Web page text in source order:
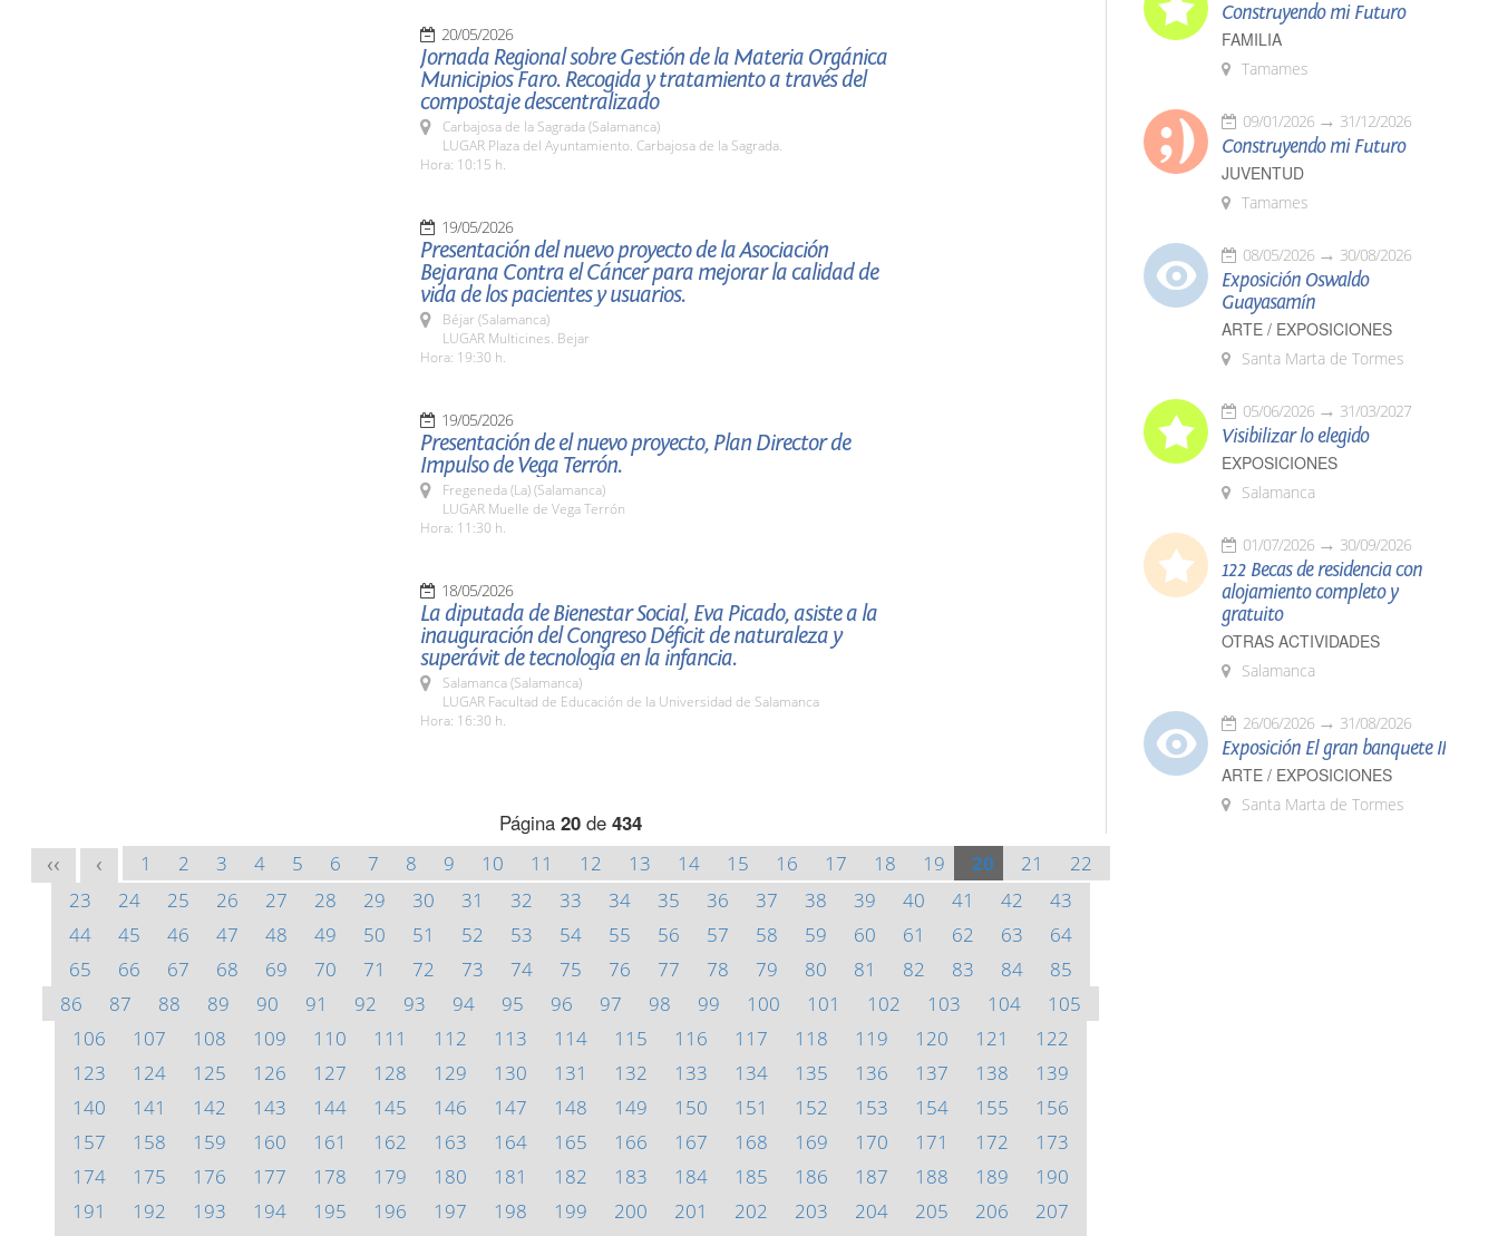
20/05/2026
Jornada Regional sobre Gestión de la Materia Orgánica
Municipios Faro. Recogida y tratamiento a través del
compostaje descentralizado
Carbajosa de la Sagrada (Salamanca)
LUGAR Plaza del Ayuntamiento. Carbajosa de la Sagrada.
Hora: 10:15 h.
19/05/2026
Presentación del nuevo proyecto de la Asociación
Bejarana Contra el Cáncer para mejorar la calidad de
vida de los pacientes y usuarios.
Béjar (Salamanca)
LUGAR Multicines. Bejar
Hora: 19:30 h.
19/05/2026
Presentación de el nuevo proyecto, Plan Director de
Impulso de Vega Terrón.
Fregeneda (La) (Salamanca)
LUGAR Muelle de Vega Terrón
Hora: 11:30 h.
18/05/2026
La diputada de Bienestar Social, Eva Picado, asiste a la
inauguración del Congreso Déficit de naturaleza y
superávit de tecnología en la infancia.
Salamanca (Salamanca)
LUGAR Facultad de Educación de la Universidad de Salamanca
Hora: 16:30 h.
Página 20 de 434
<< < 1 2 3 4 5 6 7 8 9 10 11 12 13 14 15 16 17 18 19 20 21
22
23
24 25 26 27 28 29 30 31 32 33 34 35 36 37 38 39 40 41 42
43
44
45 46 47 48 49 50 51 52 53 54 55 56 57 58 59 60 61 62 63
64
65
66 67 68 69 70 71 72 73 74 75 76 77 78 79 80 81 82 83 84
85
86
87 88 89 90 91 92 93 94 95 96 97 98 99 100 101 102 103 104
105
106
107 108 109 110 111 112 113 114 115 116 117 118 119 120 121
122
123
124 125 126 127 128 129 130 131 132 133 134 135 136 137 138
139
140
141 142 143 144 145 146 147 148 149 150 151 152 153 154 155
156
157
158 159 160 161 162 163 164 165 166 167 168 169 170 171 172
173
174
175 176 177 178 179 180 181 182 183 184 185 186 187 188 189
190
191
192 193 194 195 196 197 198 199 200 201 202 203 204 205 206
207
Construyendo mi Futuro
FAMILIA
Tamames
09/01/2026 31/12/2026
Construyendo mi Futuro
JUVENTUD
Tamames
08/05/2026 30/08/2026
Exposición Oswaldo
Guayasamín
ARTE / EXPOSICIONES
Santa Marta de Tormes
05/06/2026 31/03/2027
Visibilizar lo elegido
EXPOSICIONES
Salamanca
01/07/2026 30/09/2026
122 Becas de residencia con
alojamiento completo y
gratuito
OTRAS ACTIVIDADES
Salamanca
26/06/2026 31/08/2026
Exposición El gran banquete II
ARTE / EXPOSICIONES
Santa Marta de Tormes